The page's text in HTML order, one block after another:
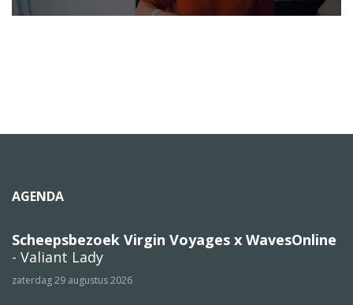
AGENDA
Scheepsbezoek Virgin Voyages x WavesOnline
- Valiant Lady
zaterdag 29 augustus 2026